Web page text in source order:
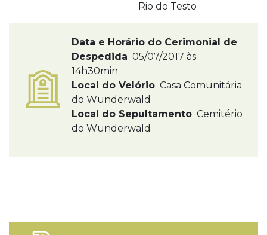
Rio do Testo
Data e Horário do Cerimonial de
Despedida 05/07/2017 às
14h30min
Local do Velório Casa Comunitária
do Wunderwald
Local do Sepultamento Cemitério
do Wunderwald